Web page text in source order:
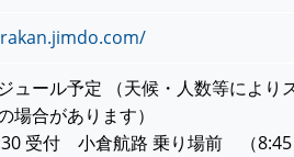
ュール予定 （天候・人数等により
場合があります）
受付 小倉航路 乗り場前 （8:45